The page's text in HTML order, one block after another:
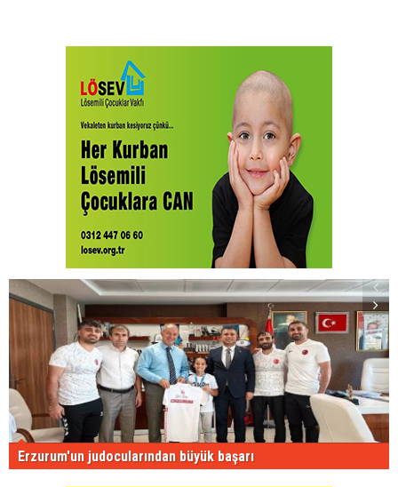
Erzurum'un judocularından büyük başarı